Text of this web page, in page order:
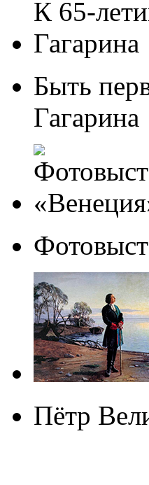
Быть
Гагарина
Пётр